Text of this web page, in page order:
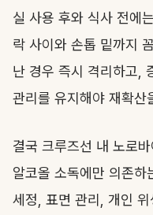
실 사용 후와 식사 전에
락 사이와 손톱 밑까지
난 경우 즉시 격리하고,
관리를 유지해야 재확산
결국 크루즈선 내 노로
알코올 소독에만 의존하
세정, 표면 관리, 개인